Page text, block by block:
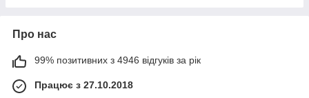
Про нас
99% позитивних з 4946 відгуків за рік
Працює з 27.10.2018